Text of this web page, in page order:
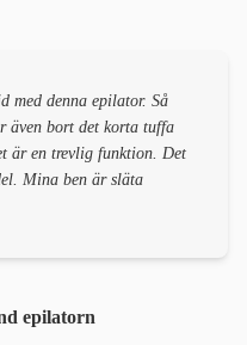
med denna epilator. Så
även bort det korta tuffa
är en trevlig funktion. Det
Mina ben är släta
epilatorn